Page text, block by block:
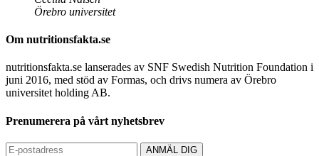
Örebro universitet
Om nutritionsfakta.se
nutritionsfakta.se lanserades av SNF Swedish Nutrition Foundation i
juni 2016, med stöd av Formas, och drivs numera av Örebro
universitet holding AB.
Prenumerera på vårt nyhetsbrev